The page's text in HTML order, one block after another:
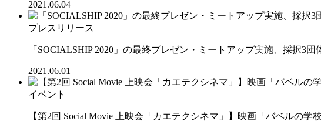
2021.06.04
プレスリリース
「SOCIALSHIP 2020」の最終プレゼン・ミートアップ実施、採択3
2021.06.01
イベント
【第2回 Social Movie 上映会「カエテクシネマ」】映画「バベルの学校